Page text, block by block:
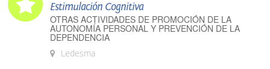
Estimulación Cognitiva
OTRAS ACTIVIDADES DE PROMOCIÓN DE LA
AUTONOMÍA PERSONAL Y PREVENCIÓN DE LA
DEPENDENCIA
Ledesma